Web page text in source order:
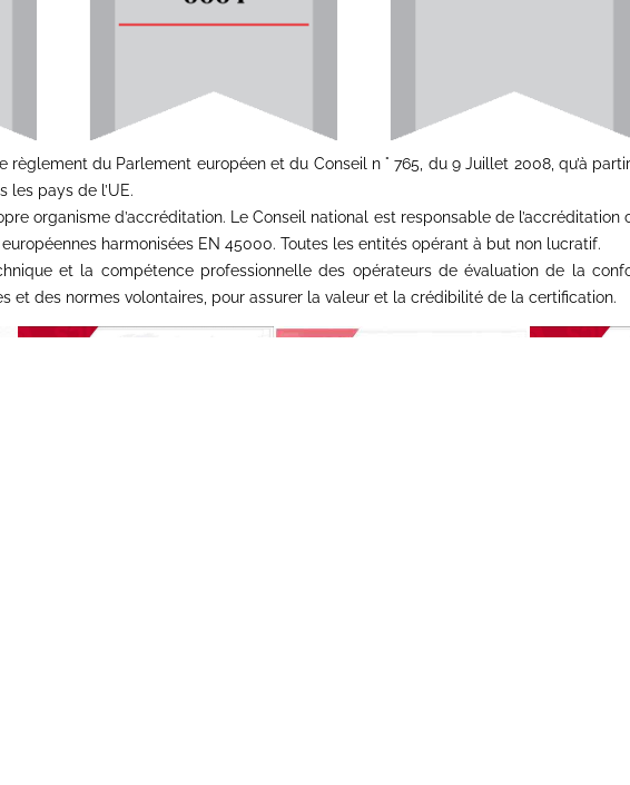
règlement du Parlement européen et du Conseil n ° 765, du 9 Juillet 2008, qu’à
les pays de l’UE.
organisme d’accréditation. Le Conseil national est responsable de l’accréditation
harmonisées EN 45000. Toutes les entités opérant à but non lucratif.
et la compétence professionnelle des opérateurs de évaluation de la
et des normes volontaires, pour assurer la valeur et la crédibilité de la certification.